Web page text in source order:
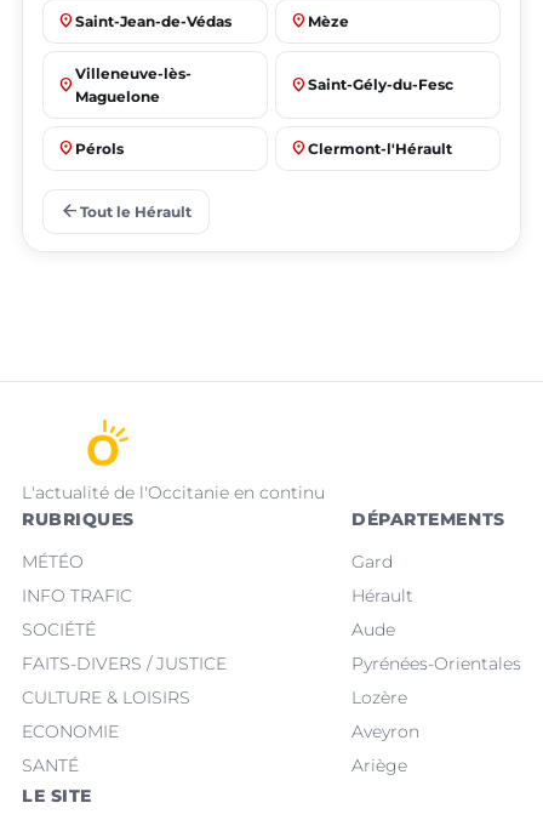
place Saint-Jean-de-Védas place Mèze
place
Villeneuve-lès-
Maguelone
place Saint-Gély-du-Fesc
place Pérols place Clermont-l'Hérault
place
arrow_back Tout le Hérault
L'actualité de l'Occitanie en continu
RUBRIQUES
MÉTÉO
INFO TRAFIC
SOCIÉTÉ
FAITS-DIVERS / JUSTICE
CULTURE & LOISIRS
ECONOMIE
SANTÉ
DÉPARTEMENTS
Gard
Hérault
Aude
Pyrénées-Orientales
Lozère
Aveyron
Ariège
LE SITE